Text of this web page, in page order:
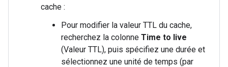
cache :
Pour modifier la valeur TTL du cache,
recherchez la colonne Time to live
(Valeur TTL), puis spécifiez une durée et
sélectionnez une unité de temps (par